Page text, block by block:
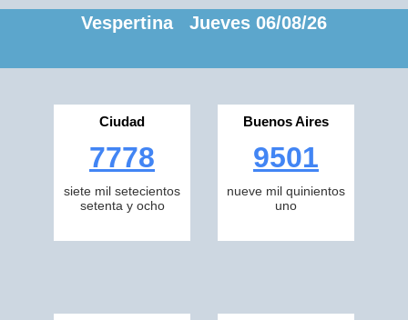
Vespertina Jueves 06/08/26
Ciudad
7778
siete mil setecientos
setenta y ocho
Buenos Aires
9501
nueve mil quinientos
uno